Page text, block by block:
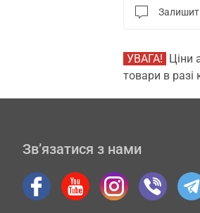
УВАГА! Ціни
товари в разі
Зв’язатися з нами